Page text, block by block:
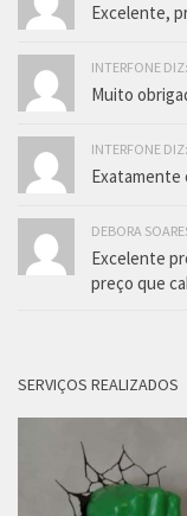
Excelente,
INTERFONE DIZ:
Muito
INTERFONE DIZ:
Exatamente
DEBORA
Excelente
preço que
SERVIÇOS REALIZADOS